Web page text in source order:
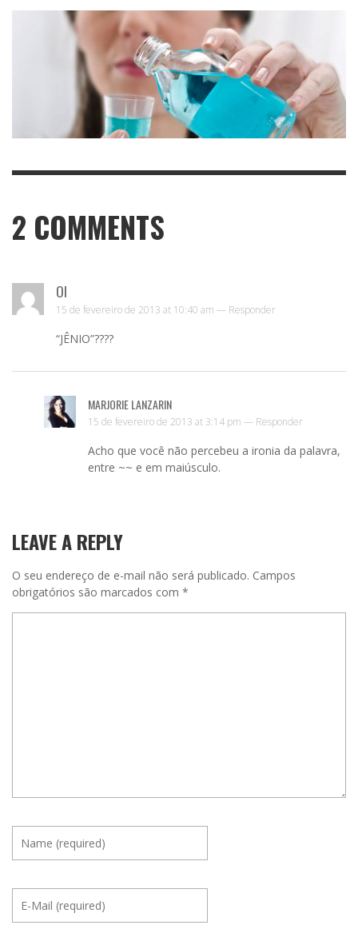
2 COMMENTS
OI
15 de fevereiro de 2013 at 10:40 am — Responder
“JÊNIO”????
MARJORIE LANZARIN
15 de fevereiro de 2013 at 3:14 pm — Responder
Acho que você não percebeu a ironia da palavra,
entre ~~ e em maiúsculo.
LEAVE A REPLY
O seu endereço de e-mail não será publicado. Campos
obrigatórios são marcados com *